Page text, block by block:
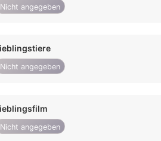
Nicht angegeben
Nicht angegeben
Nicht angegeben